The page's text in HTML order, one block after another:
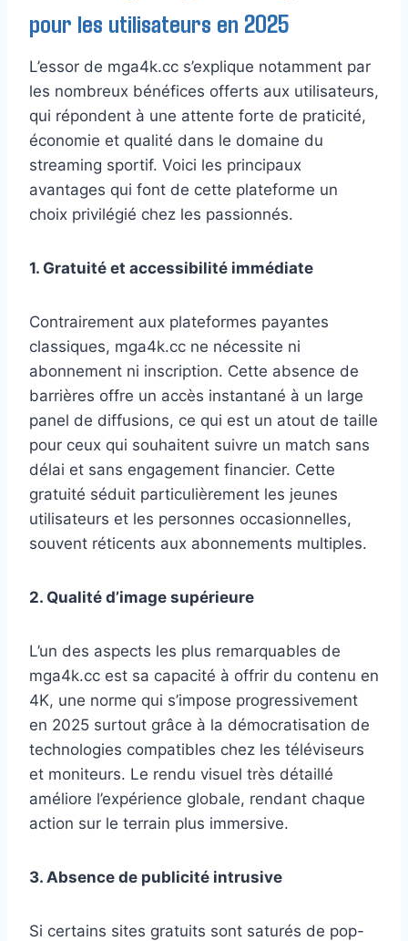
pour les utilisateurs en 2025
L’essor de mga4k.cc s’explique notamment par
les nombreux bénéfices offerts aux utilisateurs,
qui répondent à une attente forte de praticité,
économie et qualité dans le domaine du
streaming sportif. Voici les principaux
avantages qui font de cette plateforme un
choix privilégié chez les passionnés.
1. Gratuité et accessibilité immédiate
Contrairement aux plateformes payantes
classiques, mga4k.cc ne nécessite ni
abonnement ni inscription. Cette absence de
barrières offre un accès instantané à un large
panel de diffusions, ce qui est un atout de taille
pour ceux qui souhaitent suivre un match sans
délai et sans engagement financier. Cette
gratuité séduit particulièrement les jeunes
utilisateurs et les personnes occasionnelles,
souvent réticents aux abonnements multiples.
2. Qualité d’image supérieure
L’un des aspects les plus remarquables de
mga4k.cc est sa capacité à offrir du contenu en
4K, une norme qui s’impose progressivement
en 2025 surtout grâce à la démocratisation de
technologies compatibles chez les téléviseurs
et moniteurs. Le rendu visuel très détaillé
améliore l’expérience globale, rendant chaque
action sur le terrain plus immersive.
3. Absence de publicité intrusive
Si certains sites gratuits sont saturés de pop-